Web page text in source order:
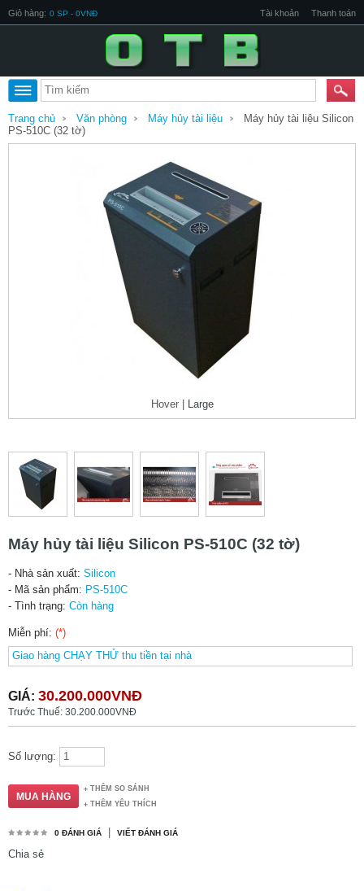
Giỏ hàng: 0 SP - 0VNĐ Tài khoản Thanh toán
Trang chủ Văn phòng Máy hủy tài liệu
Máy hủy tài liệu Silicon
PS-510C (32 tờ)
Hover | Large
Máy hủy tài liệu Silicon PS-510C (32 tờ)
- Nhà sản xuất: Silicon
- Mã sản phẩm: PS-510C
- Tình trạng: Còn hàng
Miễn phí: (*)
GIÁ: 30.200.000VNĐ
Trước Thuế: 30.200.000VNĐ
Số lượng:
THÊM SO SÁNH
THÊM YÊU THÍCH
0 ĐÁNH GIÁ VIẾT ĐÁNH GIÁ
Chia sẻ